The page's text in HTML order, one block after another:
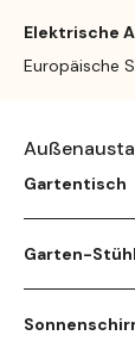
Elektrische
Europäische
Gartentisch
Garten-